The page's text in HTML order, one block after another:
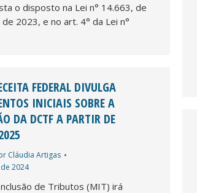
o disposto na Lei n° 14.663, de
2023, e no art. 4° da Lei n°
FEDERAL DIVULGA
INICIAIS SOBRE A
DA DCTF A PARTIR DE
Cláudia Artigas
2024
de Tributos (MIT) irá